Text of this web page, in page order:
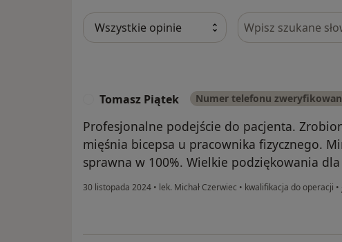
Szukaj w opiniach
Tomasz Piątek Numer telefonu
Profesjonalne podejście do pacjenta.
mięśnia bicepsa u pracownika fizycznego.
sprawna w 100%. Wielkie podziękowania
30 listopada 2024 • lek. Michał Czerwiec • kwalifikacja do operacji •